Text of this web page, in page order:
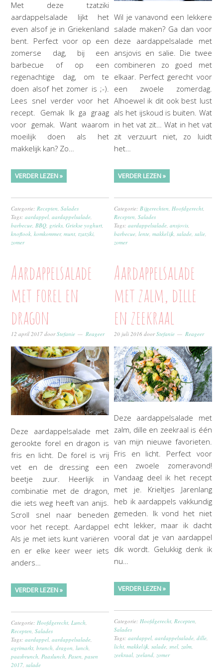
Met deze tzatziki
aardappelsalade lijkt het
even alsof je in Griekenland
bent. Perfect voor op een
zomerse dag, bij een
barbecue of op een
regenachtige dag, om te
doen alsof het zomer is ;-).
Lees snel verder voor het
recept. Gemak Ik ga graag
voor gemak. Want waarom
moeilijk doen als het
makkelijk kan? Zo…
VERDER LEZEN »
Categorie: Recepten ,Salades
Tags:aardappel ,aardappelsalade
barbecue BBQ grieks ,Griekse yoghurt
knoflook ,komkommer,munt ,tzatziki
zomer
Wil je vanavond een lekkere
salade maken? Ga dan voor
deze aardappelsalade met
ansjovis en salie. Die twee
combineren zo goed met
elkaar. Perfect gerecht voor
een zwoele zomerdag.
Alhoewel ik dit ook best lust
als het ijskoud is buiten. Wat
in het vat zit… Wat in het vat
zit verzuurt niet, zo luidt
het…
VERDER LEZEN »
Categorie:Bijgerechten,Hoofdgerecht,
Recepten,Salades
Tags:aardappelsalade,ansjovis,
barbecue,lente,makkelijk,salade,salie,
zomer
Aardappelsalade
met forel en
dragon
12 april 2017 doorStefanie Reageer
Deze aardappelsalade met
gerookte forel en dragon is
fris en licht. De forel is vrij
vet en de dressing een
beetje zuur. Heerlijk in
combinatie met de dragon,
die iets weg heeft van anijs.
Scroll snel naar beneden
voor het recept. Aardappel
Als je met iets kunt variëren
en er elke keer weer iets
anders…
VERDER LEZEN »
Categorie: Hoofdgerecht Lunch
Recepten ,Salades
Tags:aardappel ,aardappelsalade
agrimarkt ,brunch ,dragon ,lunch
paasbrunch Paaslunch Pasen ,pasen
2017 ,salade
Aardappelsalade
met zalm, dille
en zeekraal
20 juli 2016 doorStefanie Reageer
Deze aardappelsalade met
zalm, dille en zeekraal is één
van mijn nieuwe favorieten.
Fris en licht. Perfect voor
een zwoele zomeravond!
Vandaag deel ik het recept
met je. Krieltjes Jarenlang
heb ik aardappels vakkundig
gemeden. Ik vond het niet
echt lekker, maar ik dacht
vooral dat je van aardappel
dik wordt. Gelukkig denk ik
nu…
VERDER LEZEN »
Categorie: Hoofdgerecht Recepten
Salades
Tags:aardappel ,aardappelsalade ,dille
licht ,makkelijk ,salade ,snel zalm
zeekraal zeeland zomer